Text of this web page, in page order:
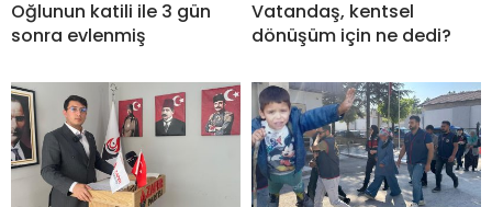
Oğlunun katili ile 3 gün
sonra evlenmiş
Vatandaş, kentsel
dönüşüm için ne dedi?